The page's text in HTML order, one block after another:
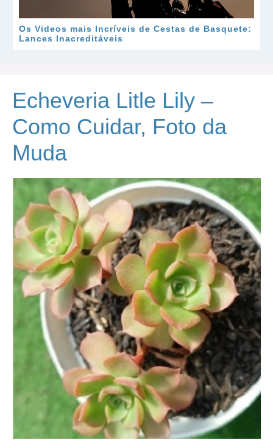
Os Videos mais Incríveis de Cestas de Basquete:
Lances Inacreditáveis
Echeveria Litle Lily –
Como Cuidar, Foto da
Muda